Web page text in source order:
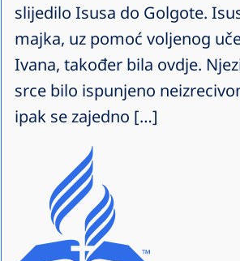
slijedilo Isusa do Golgote.
majka, uz pomoć voljenog
Ivana, također bila ovdje.
srce bilo ispunjeno
ipak se zajedno […]